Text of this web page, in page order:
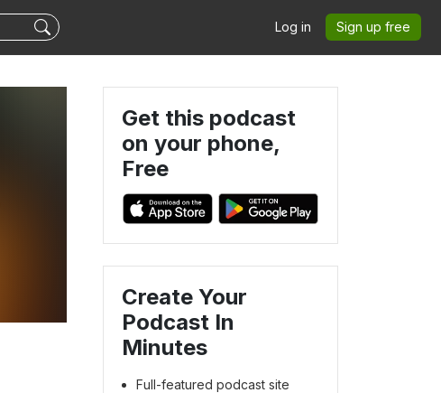
Log in Sign up free
Get this podcast
on your phone,
Free
Create Your
Podcast In
Minutes
Full-featured podcast site